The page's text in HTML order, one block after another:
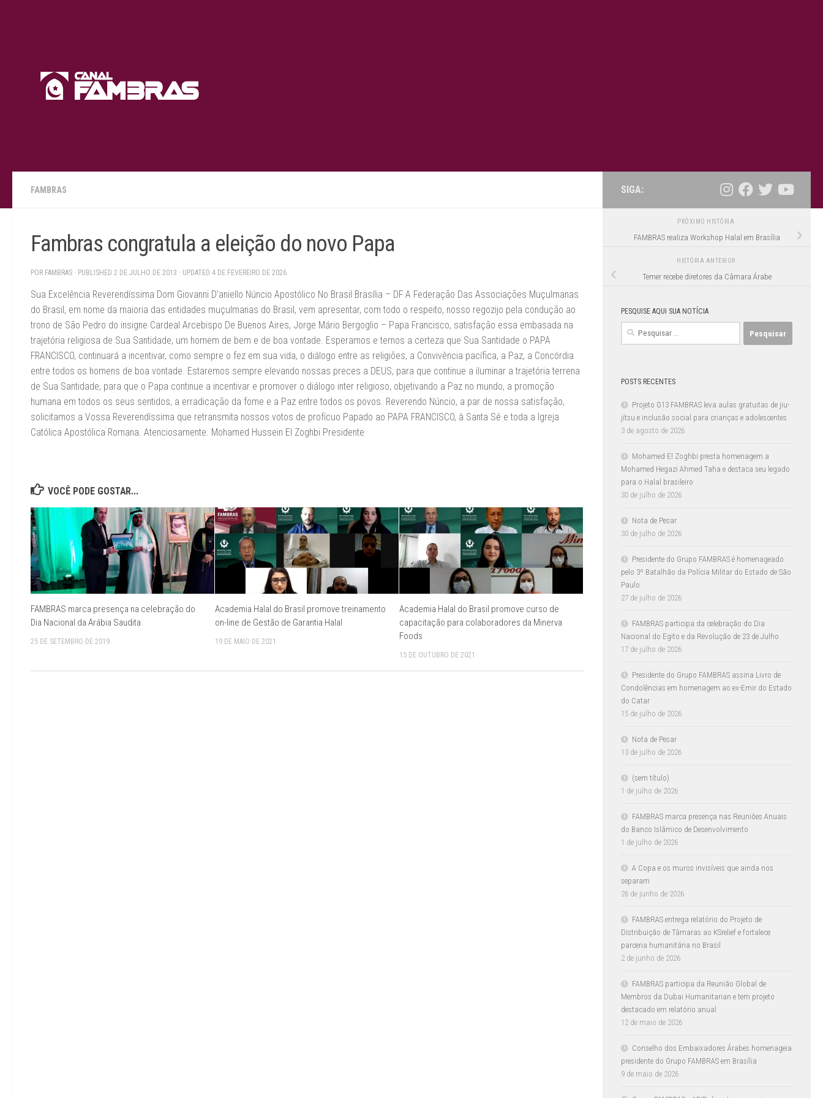
FAMBRAS
Fambras congratula a eleição do novo Papa
POR FAMBRAS · PUBLISHED 2 DE JULHO DE 2013 · UPDATED 4 DE FEVEREIRO DE 2026
Sua Excelência Reverendíssima Dom Giovanni D’aniello Núncio Apostólico No Brasil Brasília – DF A Federação Das Associações Muçulmanas
do Brasil, em nome da maioria das entidades muçulmanas do Brasil, vem apresentar, com todo o respeito, nosso regozijo pela condução ao
trono de São Pedro do insigne Cardeal Arcebispo De Buenos Aires, Jorge Mário Bergoglio – Papa Francisco, satisfação essa embasada na
trajetória religiosa de Sua Santidade, um homem de bem e de boa vontade. Esperamos e temos a certeza que Sua Santidade o PAPA
FRANCISCO, continuará a incentivar, como sempre o fez em sua vida, o diálogo entre as religiões, a Convivência pacífica, a Paz, a Concórdia
entre todos os homens de boa vontade. Estaremos sempre elevando nossas preces a DEUS, para que continue a iluminar a trajetória terrena
de Sua Santidade, para que o Papa continue a incentivar e promover o diálogo inter religioso, objetivando a Paz no mundo, a promoção
humana em todos os seus sentidos, a erradicação da fome e a Paz entre todos os povos. Reverendo Núncio, a par de nossa satisfação,
solicitamos a Vossa Reverendíssima que retransmita nossos votos de profícuo Papado ao PAPA FRANCISCO, à Santa Sé e toda a Igreja
Católica Apostólica Romana. Atenciosamente. Mohamed Hussein El Zoghbi Presidente
VOCÊ PODE GOSTAR...
FAMBRAS marca presença na celebração do
Dia Nacional da Arábia Saudita
25 DE SETEMBRO DE 2019
Academia Halal do Brasil promove treinamento
on-line de Gestão de Garantia Halal
19 DE MAIO DE 2021
Academia Halal do Brasil promove curso de
capacitação para colaboradores da Minerva
Foods
15 DE OUTUBRO DE 2021
SIGA:
PRÓXIMO HISTÓRIA
FAMBRAS realiza Workshop Halal em Brasília
HISTÓRIA ANTERIOR
Temer recebe diretores da Câmara Árabe
PESQUISE AQUI SUA NOTÍCIA
Pesquisar
POSTS RECENTES
Projeto G13 FAMBRAS leva aulas gratuitas de jiu-
jítsu e inclusão social para crianças e adolescentes
3 de agosto de 2026
Mohamed El Zoghbi presta homenagem a
Mohamed Hegazi Ahmed Taha e destaca seu legado
para o Halal brasileiro
30 de julho de 2026
Nota de Pesar
30 de julho de 2026
Presidente do Grupo FAMBRAS é homenageado
pelo 3º Batalhão da Polícia Militar do Estado de São
Paulo
27 de julho de 2026
FAMBRAS participa da celebração do Dia
Nacional do Egito e da Revolução de 23 de Julho
17 de julho de 2026
Presidente do Grupo FAMBRAS assina Livro de
Condolências em homenagem ao ex-Emir do Estado
do Catar
15 de julho de 2026
Nota de Pesar
13 de julho de 2026
(sem título)
1 de julho de 2026
FAMBRAS marca presença nas Reuniões Anuais
do Banco Islâmico de Desenvolvimento
1 de julho de 2026
A Copa e os muros invisíveis que ainda nos
separam
26 de junho de 2026
FAMBRAS entrega relatório do Projeto de
Distribuição de Tâmaras ao KSrelief e fortalece
parceria humanitária no Brasil
2 de junho de 2026
FAMBRAS participa da Reunião Global de
Membros da Dubai Humanitarian e tem projeto
destacado em relatório anual
12 de maio de 2026
Conselho dos Embaixadores Árabes homenageia
presidente do Grupo FAMBRAS em Brasília
9 de maio de 2026